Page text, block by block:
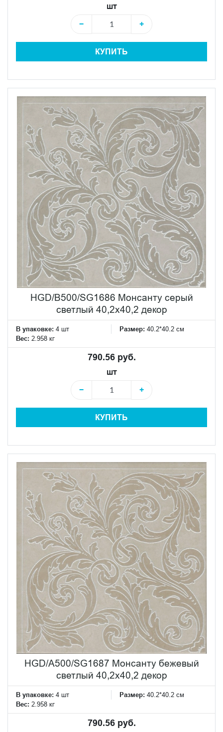
шт
−
+
КУПИТЬ
HGD/B500/SG1686 Монсанту серый
светлый 40,2х40,2 декор
В упаковке: 4 шт Размер: 40.2*40.2 см
Вес: 2.958 кг
790.56 руб.
шт
−
+
КУПИТЬ
HGD/A500/SG1687 Монсанту бежевый
светлый 40,2х40,2 декор
В упаковке: 4 шт Размер: 40.2*40.2 см
Вес: 2.958 кг
790.56 руб.